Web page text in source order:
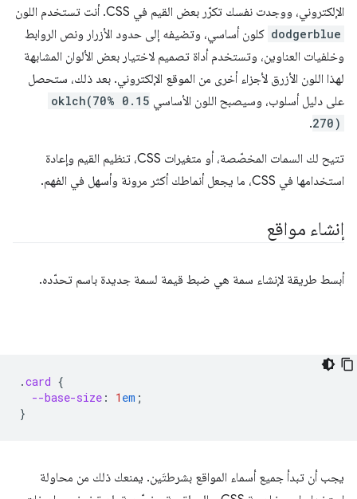
الإلكتروني، ووجدت نفسك تكرّر بعض القيم في CSS. أنت تستخدم اللون
dodgerblue كلون أساسي، وتضيفه إلى حدود الأزرار ونص الروابط
وخلفيات العناوين، وتستخدم أداة تصميم لاختيار بعض الألوان المشابهة
لهذا اللون الأزرق لأجزاء أخرى من الموقع الإلكتروني. بعد ذلك، ستحصل
على دليل أسلوب، وسيصبح اللون الأساسي oklch(70% 0.15
270)
.
تتيح لك السمات المخصّصة، أو متغيرات CSS، تنظيم القيم وإعادة
استخدامها في CSS، ما يجعل أنماطك أكثر مرونة وأسهل في الفهم.
إنشاء مواقع
أبسط طريقة لإنشاء سمة هي ضبط قيمة لسمة جديدة باسم تحدّده.
.card {
--base-size : 1 em ;
}
يجب أن تبدأ جميع أسماء المواقع بشرطتَين. يمنعك ذلك من محاولة